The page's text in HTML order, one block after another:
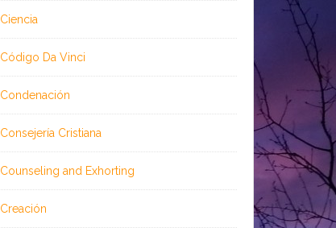
Ciencia
Código Da Vinci
Condenación
Consejería Cristiana
Counseling and Exhorting
Creación